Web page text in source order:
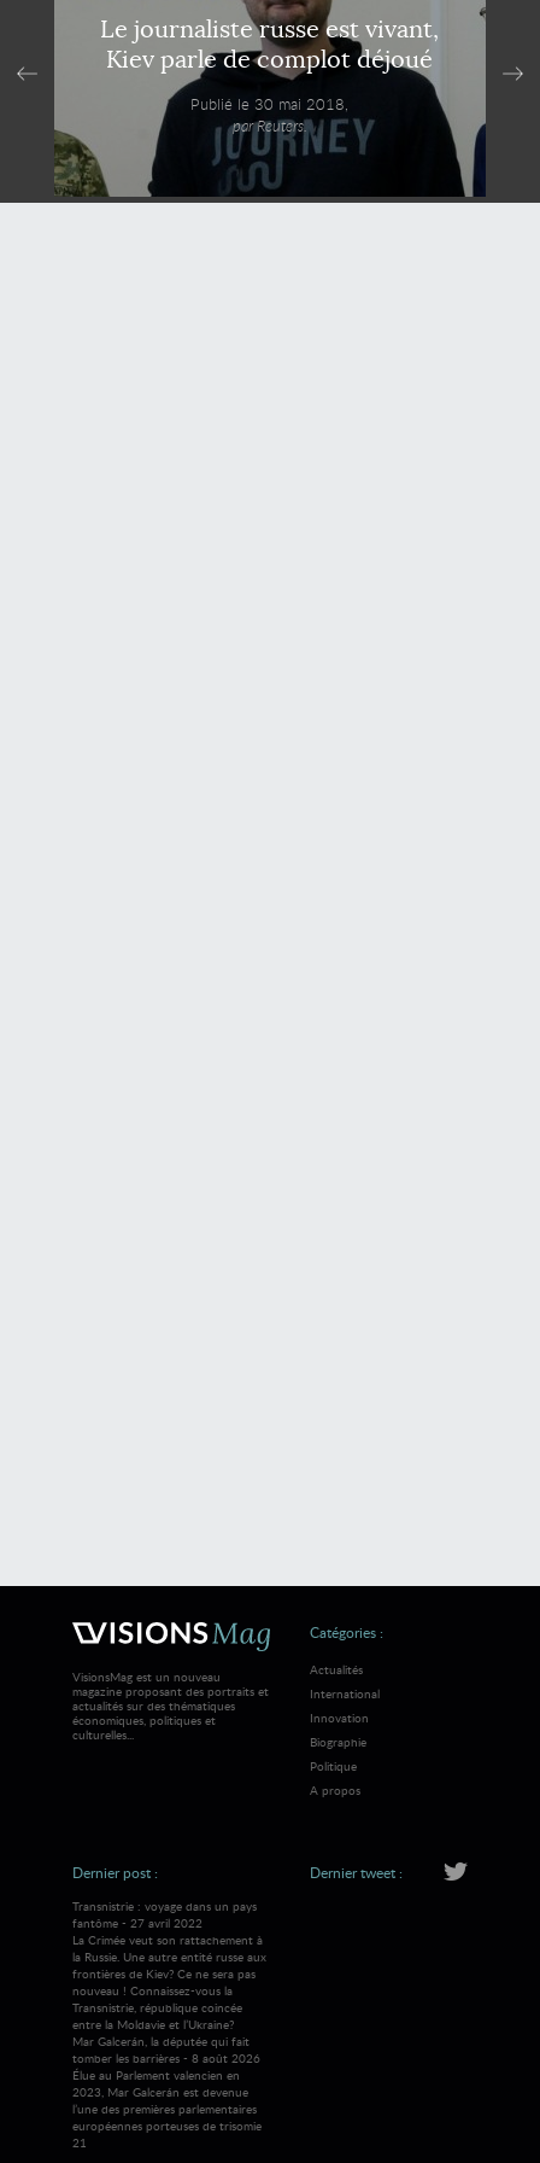
Le journaliste russe est vivant,
Kiev parle de complot déjoué
Publié le 30 mai 2018,
par Reuters.
VisionsMag est un nouveau
magazine proposant des portraits et
actualités sur des thématiques
économiques, politiques et
culturelles...
Catégories :
Actualités
International
Innovation
Biographie
Politique
A propos
Dernier post :
Transnistrie : voyage dans un pays
fantôme - 27 avril 2022
La Crimée veut son rattachement à
la Russie. Une autre entité russe aux
frontières de Kiev? Ce ne sera pas
nouveau ! Connaissez-vous la
Transnistrie, république coincée
entre la Moldavie et l’Ukraine?
Mar Galcerán, la députée qui fait
tomber les barrières - 8 août 2026
Élue au Parlement valencien en
2023, Mar Galcerán est devenue
l’une des premières parlementaires
européennes porteuses de trisomie
21
Dernier tweet :